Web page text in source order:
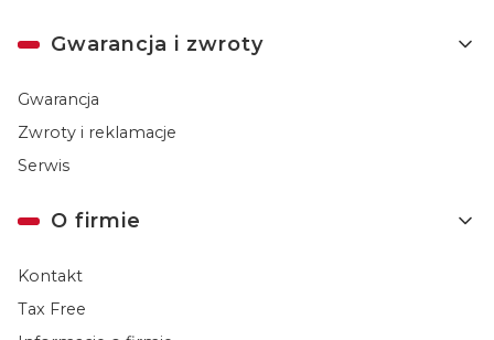
Gwarancja i zwroty
Gwarancja
Zwroty i reklamacje
Serwis
O firmie
Kontakt
Tax Free